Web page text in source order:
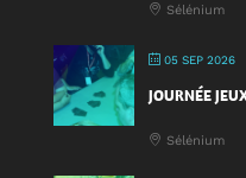
Sélénium
05 SEP 2026
JOURNÉE
Sélénium